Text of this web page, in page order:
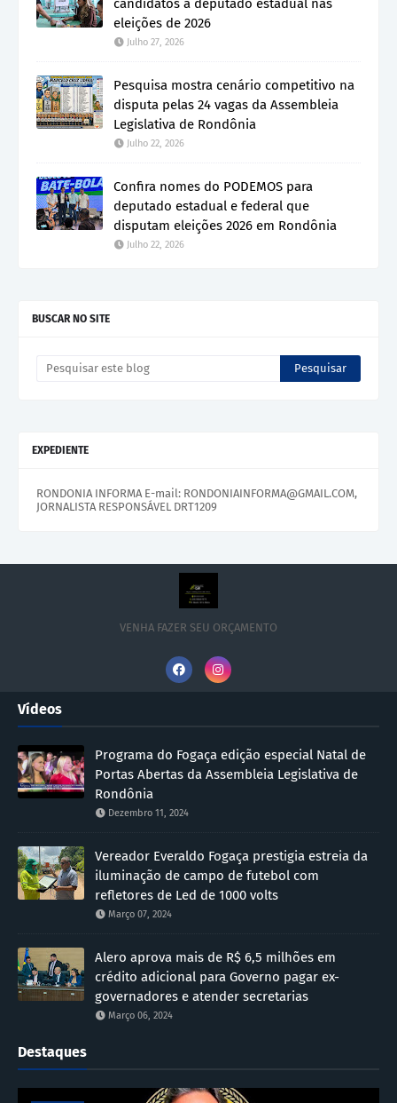
candidatos a deputado estadual nas
eleições de 2026
Julho 27, 2026
Pesquisa mostra cenário competitivo na
disputa pelas 24 vagas da Assembleia
Legislativa de Rondônia
Julho 22, 2026
Confira nomes do PODEMOS para
deputado estadual e federal que
disputam eleições 2026 em Rondônia
Julho 22, 2026
BUSCAR NO SITE
EXPEDIENTE
RONDONIA INFORMA E-mail: RONDONIAINFORMA@GMAIL.COM,
JORNALISTA RESPONSÁVEL DRT1209
VENHA FAZER SEU ORÇAMENTO
Vídeos
Programa do Fogaça edição especial Natal de
Portas Abertas da Assembleia Legislativa de
Rondônia
Dezembro 11, 2024
Vereador Everaldo Fogaça prestigia estreia da
iluminação de campo de futebol com
refletores de Led de 1000 volts
Março 07, 2024
Alero aprova mais de R$ 6,5 milhões em
crédito adicional para Governo pagar ex-
governadores e atender secretarias
Março 06, 2024
Destaques